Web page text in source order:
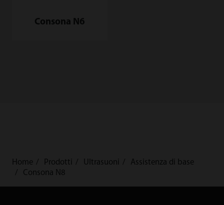
Consona N6
Home Prodotti Ultrasuoni
Assistenza di base
Consona N8